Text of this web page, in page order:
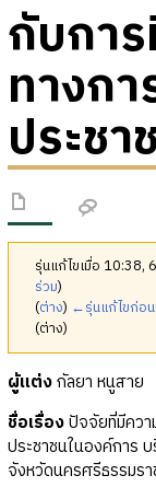
กับกา
ทางกา
ประชา
รุ่นแก้ไขเมื่อ 10:38,
ร่วม)
(ต่าง) ←รุ่นแก้ไขก่อ
(ต่าง)
ผู้แต่งกัลยา หนูสาย
ชื่อเรื่องปัจจัยที่มีควา
ประชาชนในองค์การ
จังหวัดนครศรีธรรมร